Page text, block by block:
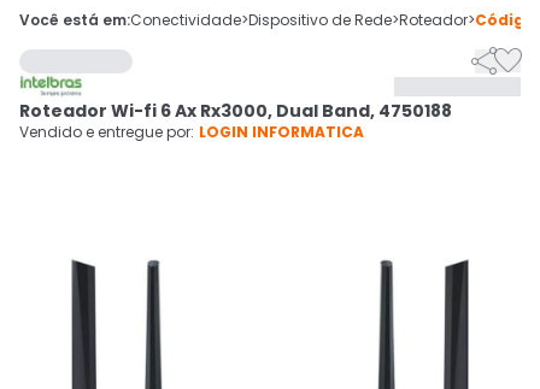
 Olá. Acesse sua conta
 Departamentos
Cupons
CADASTRE-SE
Você está em:Conectividade>Dispositivo de Rede>Roteador>Código

Roteador Wi-fi 6 Ax Rx3000, Dual Band, 4750188
Vendido e entregue por: LOGIN INFORMATICA